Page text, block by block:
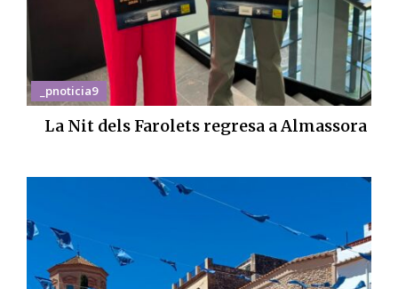
_pnoticia9
La Nit dels Farolets regresa a Almassora